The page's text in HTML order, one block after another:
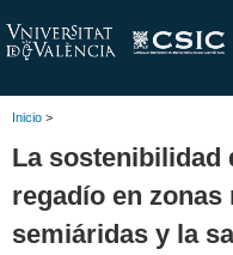
Inicio >
La sostenibilidad
regadío en
semiáridas y la